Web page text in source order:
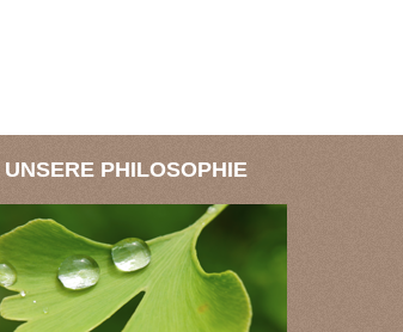
UNSERE PHILOSOPHIE